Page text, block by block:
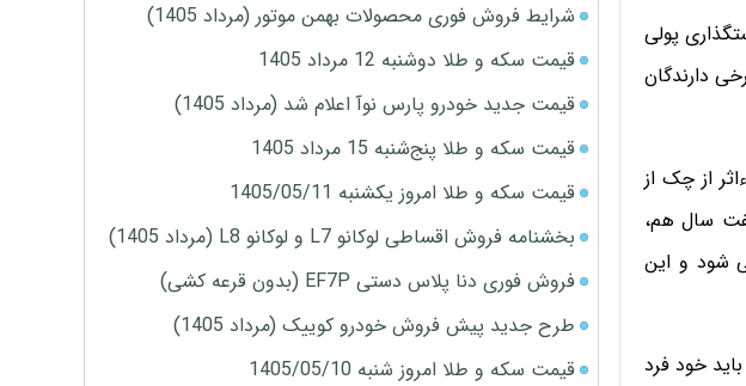
پولی
دارندگان
از چک از
سال هم،
شود و این
خود فرد
شرایط فروش فوری محصولات بهمن موتور (مرداد 1405)
قیمت سکه و طلا دوشنبه 12 مرداد 1405
قیمت جدید خودرو پارس نوآ اعلام شد (مرداد 1405)
قیمت سکه و طلا پنج‌شنبه 15 مرداد 1405
قیمت سکه و طلا امروز یکشنبه 1405/05/11
بخشنامه فروش اقساطی لوکانو L7 و لوکانو L8 (مرداد 1405)
فروش فوری دنا پلاس دستی EF7P (بدون قرعه کشی)
طرح جدید پیش فروش خودرو کوییک (مرداد 1405)
قیمت سکه و طلا امروز شنبه 1405/05/10